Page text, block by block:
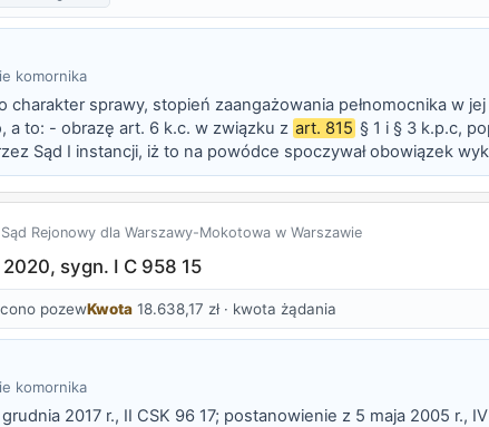
komornika
charakter sprawy, stopień zaangażowania pełnomocnika w
a to: - obrazę art. 6 k.c. w związku z art. 815 § 1 i § 3 k.p.c,
Sąd I instancji, iż to na powódce spoczywał obowiązek
naprawach pojazdu, w sytuacji gdy zgodnie z
Sąd Rejonowy dla Warszawy-Mokotowa w Warszawie
sygn. I C 958 15
pozewKwota 18.638,17 zł · kwota żądania
komornika
2017 r., II CSK 96 17; postanowienie z 5 maja 2005 r.,